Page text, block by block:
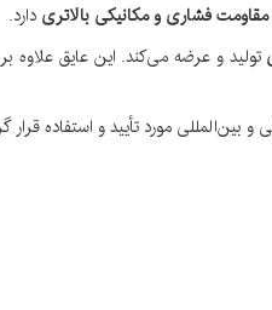
مقاومت فشاری و مکانیکی بالاتری دارد.
تولید و عرضه می‌کند. این عایق علاوه
مورد تأیید و استفاده قرار